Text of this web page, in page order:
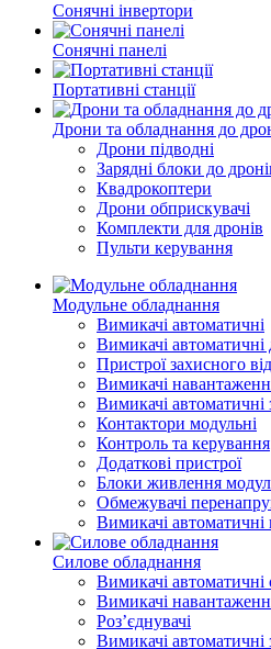
Сонячні інвертори
Сонячні панелі
Портативні станції
Дрони та обладнання до
Дрони підводні
Зарядні блоки до
Квадрокоптери
Дрони обприскувачі
Комплекти для дронів
Пульти керування
Модульне обладнання
Вимикачі автоматичні
Вимикачі автоматичні
Пристрої захисного
Вимикачі
Вимикачі автоматичні
Контактори модульні
Контроль та керування
Додаткові пристрої
Блоки живлення
Обмежувачі
Вимикачі автоматичні
Силове обладнання
Вимикачі автоматичні
Вимикачі
Роз’єднувачі
Вимикачі автоматичні